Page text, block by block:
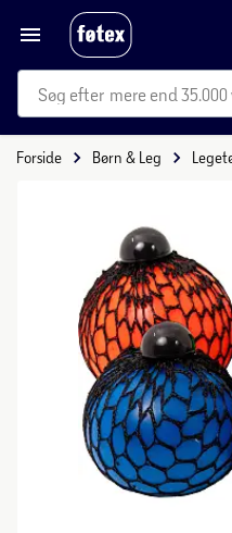
mere end 35.000
Forside Børn & Leg